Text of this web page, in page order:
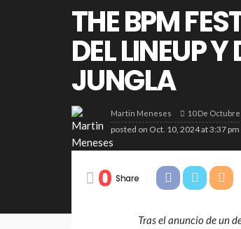
THE BPM
DEL LINEUP
JUNGLA
Martin Meneses 10 De Octubre
posted on Oct. 10, 2024 at 3:37 pm
0 Share
Tras el anuncio de un